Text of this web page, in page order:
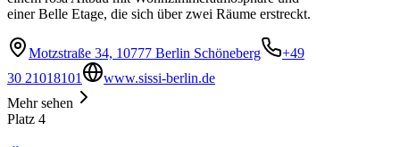
einer Belle Etage, die sich über zwei Räume erstreckt.
Motzstraße 34, 10777 Berlin Schöneberg
+49
30 21018101
www.sissi-berlin.de
Mehr sehen
Platz 4